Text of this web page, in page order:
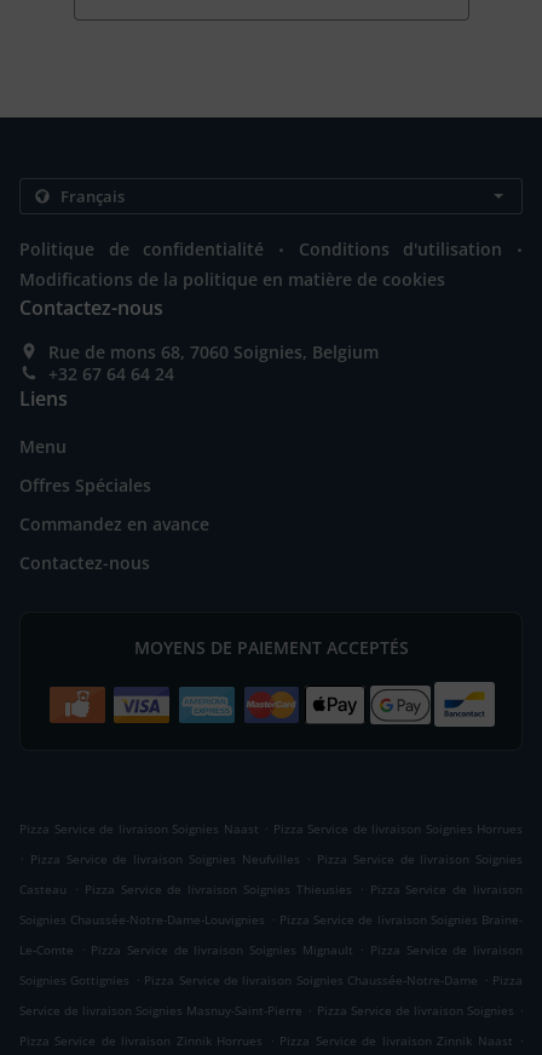
Politique de confidentialité . Conditions d'utilisation .
Modifications de la politique en matière de cookies
Contactez-nous
Rue de mons 68, 7060 Soignies, Belgium
+32 67 64 64 24
Liens
Menu
Offres Spéciales
Commandez en avance
Contactez-nous
MOYENS DE PAIEMENT ACCEPTÉS
Pizza Service de livraison Soignies Naast . Pizza Service de livraison Soignies Horrues
. Pizza Service de livraison Soignies Neufvilles . Pizza Service de livraison Soignies
Casteau
. Pizza Service de livraison Soignies Thieusies . Pizza Service de livraison
Soignies Chaussée-Notre-Dame-Louvignies . Pizza Service de livraison Soignies Braine-
Le-Comte
. Pizza Service de livraison Soignies Mignault . Pizza Service de livraison
Soignies Gottignies . Pizza Service de livraison Soignies Chaussée-Notre-Dame . Pizza
Service de livraison Soignies Masnuy-Saint-Pierre . Pizza Service de livraison Soignies .
Pizza Service de livraison Zinnik Horrues
. Pizza Service de livraison Zinnik Naast .